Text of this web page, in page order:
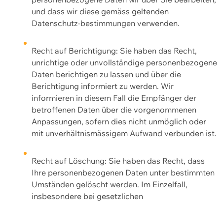
und dass wir diese gemäss geltenden
Datenschutz-bestimmungen verwenden.
Recht auf Berichtigung: Sie haben das Recht,
unrichtige oder unvollständige personenbezogene
Daten berichtigen zu lassen und über die
Berichtigung informiert zu werden. Wir
informieren in diesem Fall die Empfänger der
betroffenen Daten über die vorgenommenen
Anpassungen, sofern dies nicht unmöglich oder
mit unverhältnismässigem Aufwand verbunden ist.
Recht auf Löschung: Sie haben das Recht, dass
Ihre personenbezogenen Daten unter bestimmten
Umständen gelöscht werden. Im Einzelfall,
insbesondere bei gesetzlichen